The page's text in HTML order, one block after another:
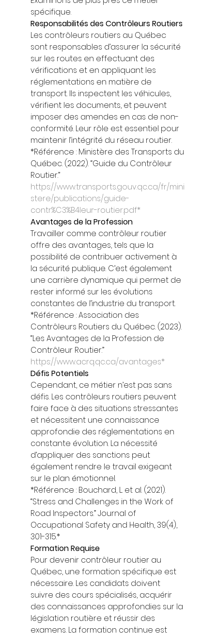
spécifique.
Responsabilités des Contrôleurs Routiers
Les contrôleurs routiers au Québec
sont responsables d’assurer la sécurité
sur les routes en effectuant des
vérifications et en appliquant les
réglementations en matière de
transport. Ils inspectent les véhicules,
vérifient les documents, et peuvent
imposer des amendes en cas de non-
conformité. Leur rôle est essentiel pour
maintenir l’intégrité du réseau routier.
*Référence : Ministère des Transports du
Québec. (2022). “Guide du Contrôleur
Routier.”
https://www.transports.gouv.qc.ca/fr/mini
stere/publications/guide-
contr%C3%B4leur-routier.pdf*
Avantages de la Profession
Travailler comme contrôleur routier
offre des avantages, tels que la
possibilité de contribuer activement à
la sécurité publique. C’est également
une carrière dynamique qui permet de
rester informé sur les évolutions
constantes de l’industrie du transport.
*Référence : Association des
Contrôleurs Routiers du Québec. (2023).
“Les Avantages de la Profession de
Contrôleur Routier.”
https://www.acrq.qc.ca/avantages*
Défis Potentiels
Cependant, ce métier n’est pas sans
défis. Les contrôleurs routiers peuvent
faire face à des situations stressantes
et nécessitent une connaissance
approfondie des réglementations en
constante évolution. La nécessité
d’appliquer des sanctions peut
également rendre le travail exigeant
sur le plan émotionnel.
*Référence : Bouchard, L. et al. (2021).
“Stress and Challenges in the Work of
Road Inspectors.” Journal of
Occupational Safety and Health, 39(4),
301-315.*
Formation Requise
Pour devenir contrôleur routier au
Québec, une formation spécifique est
nécessaire. Les candidats doivent
suivre des cours spécialisés, acquérir
des connaissances approfondies sur la
législation routière et réussir des
examens. La formation continue est